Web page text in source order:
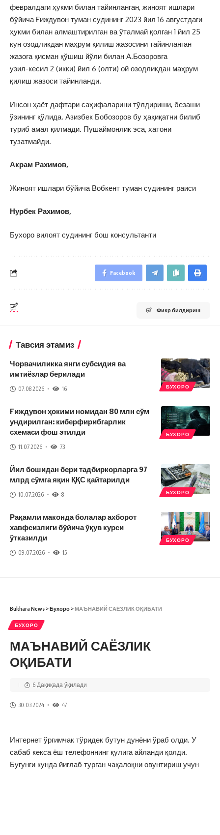
февралдаги ҳукми билан тайинланган, жиноят ишлари
бўйича Ғиждувон туман судининг 2023 йил 16 августдаги
ҳукми билан алмаштирилган ва ўталмай қолган 1 йил 25
кун озодликдан маҳрум қилиш жазосини тайинланган
жазога қисман қўшиш йўли билан А.Бозоровга
узил-кесил 2 (икки) йил 6 (олти) ой озодликдан маҳрум
қилиш жазоси тайинланди.
Инсон ҳаёт дафтари саҳифаларини тўлдириши, безаши
ўзининг қўлида. Азизбек Бобозоров бу ҳақиқатни билиб
туриб амал қилмади. Пушаймонлик эса, хатони
тузатмайди.
Акрам Рахимов,
Жиноят ишлари бўйича Вобкент туман судининг раиси
Нурбек Рахимов,
Бухоро вилоят судининг бош консультанти
Facebook
Фикр билдириш
Тавсия этамиз
БУХОРО
Чорвачиликка янги субсидия ва
имтиёзлар берилади
07.08.2026 16
БУХОРО
Ғиждувон ҳокими номидан 80 млн сўм
ундирилган: киберфирибгарлик
схемаси фош этилди
11.07.2026 73
БУХОРО
Йил бошидан бери тадбиркорларга 97
млрд сўмга яқин ҚҚС қайтарилди
10.07.2026 8
БУХОРО
Рақамли маконда болалар ахборот
хавфсизлиги бўйича ўқув курси
ўтказилди
09.07.2026 15
Bukhara News >Бухоро >МАЪНАВИЙ САЁЗЛИК ОҚИБАТИ
БУХОРО
МАЪНАВИЙ САЁЗЛИК
ОҚИБАТИ
30.03.2024 47
6 Дақиқада ўқилади
Интернет ўргимчак тўридек бутун дунёни ўраб олди. У
сабаб кекса ёш телефоннинг қулига айланди қолди.
Бугунги кунда йиғлаб турган чақалоқни овунтириш учун